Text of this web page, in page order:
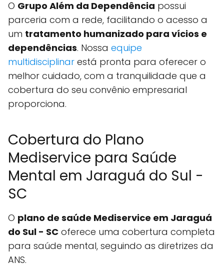
O Grupo Além da Dependência possui
parceria com a rede, facilitando o acesso a
um tratamento humanizado para vícios e
dependências. Nossa equipe
multidisciplinar está pronta para oferecer o
melhor cuidado, com a tranquilidade que a
cobertura do seu convênio empresarial
proporciona.
Cobertura do Plano
Mediservice para Saúde
Mental em Jaraguá do Sul -
SC
O plano de saúde Mediservice em Jaraguá
do Sul - SC oferece uma cobertura completa
para saúde mental, seguindo as diretrizes da
ANS.